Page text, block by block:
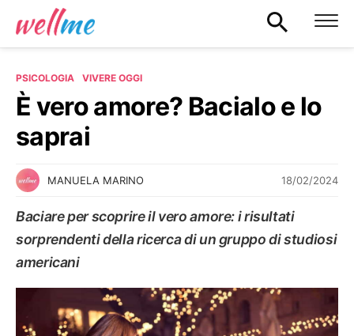
PSICOLOGIA VIVERE OGGI
È vero amore? Bacialo e lo
saprai
MANUELA MARINO 18/02/2024
Baciare per scoprire il vero amore: i risultati
sorprendenti della ricerca di un gruppo di studiosi
americani